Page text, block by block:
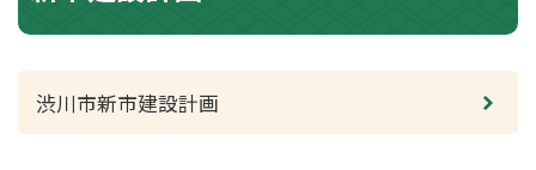
渋川市新市建設計画